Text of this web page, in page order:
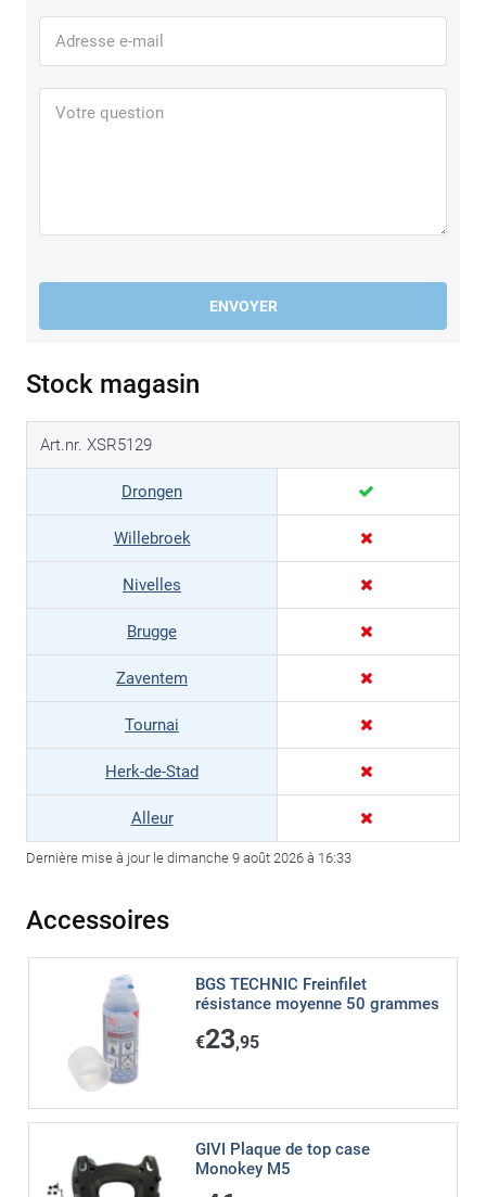
ENVOYER
Stock magasin
Art.nr. XSR5129
Drongen
Willebroek
Nivelles
Brugge
Zaventem
Tournai
Herk-de-Stad
Alleur
Dernière mise à jour le dimanche 9 août 2026 à 16:33
Accessoires
BGS TECHNIC Freinfilet
résistance moyenne 50 grammes
€23,95
GIVI Plaque de top case
Monokey M5